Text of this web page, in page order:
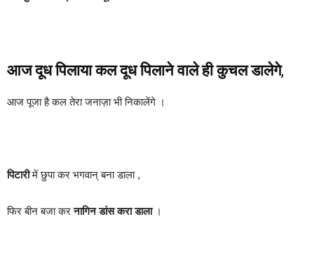
आज दूध पिलाया कल दूध पिलाने वाले ही कुचल डालेगे,
आज पूजा है कल तेरा जनाज़ा भी निकालेंगे ।
पिटारीमें छुपा कर भगवान् बना डाला ,
फिर बीन बजा करनागिन डांस करा डाला।